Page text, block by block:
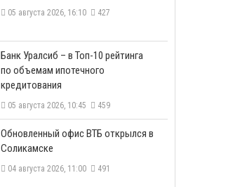
05 августа 2026, 16:10 427
​Банк Уралсиб – в Топ-10 рейтинга
по объемам ипотечного
кредитования
05 августа 2026, 10:45 459
​Обновленный офис ВТБ открылся в
Соликамске
04 августа 2026, 11:00 491